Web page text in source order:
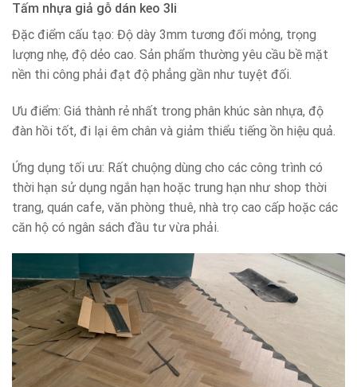
Tấm nhựa giả gỗ dán keo 3li
Đặc điểm cấu tạo: Độ dày 3mm tương đối mỏng, trọng
lượng nhẹ, độ dẻo cao. Sản phẩm thường yêu cầu bề mặt
nền thi công phải đạt độ phẳng gần như tuyệt đối.
Ưu điểm: Giá thành rẻ nhất trong phân khúc sàn nhựa, độ
đàn hồi tốt, đi lại êm chân và giảm thiểu tiếng ồn hiệu quả.
Ứng dụng tối ưu: Rất chuộng dùng cho các công trình có
thời hạn sử dụng ngắn hạn hoặc trung hạn như shop thời
trang, quán cafe, văn phòng thuê, nhà trọ cao cấp hoặc các
căn hộ có ngân sách đầu tư vừa phải.